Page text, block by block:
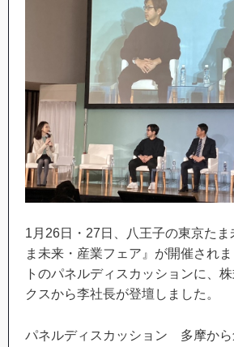
1月26日・27日、八王子の東京たま
ま未来・産業フェア』が開催され
トのパネルディスカッションに、
クスから李社長が登壇しました。
パネルディスカッション 多摩から